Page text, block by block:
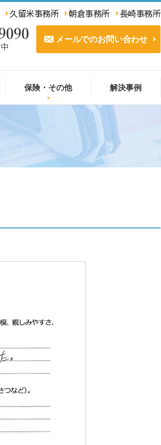
久留米事務所 朝倉事務所 長崎事務所
メールでのお問い合わせ
保険・その他 解決事例